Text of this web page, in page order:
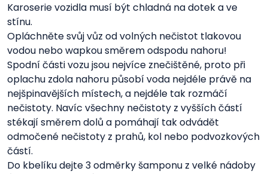
Karoserie vozidla musí být chladná na dotek a ve
stínu.
Opláchněte svůj vůz od volných nečistot tlakovou
vodou nebo wapkou směrem odspodu nahoru!
Spodní části vozu jsou nejvíce znečištěné, proto při
oplachu zdola nahoru působí voda nejdéle právě na
nejšpinavějších místech, a nejdéle tak rozmáčí
nečistoty. Navíc všechny nečistoty z vyšších částí
stékají směrem dolů a pomáhají tak odvádět
odmočené nečistoty z prahů, kol nebo podvozkových
částí.
Do kbelíku dejte 3 odměrky šamponu z velké nádoby